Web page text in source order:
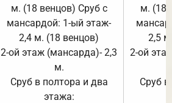
м. (18 венцов) Сруб с
мансардой: 1-ый этаж-
2,4 м. (18 венцов)
2-ой этаж (мансарда)- 2,3
м.
Сруб в полтора и два
этажа:
м. (18
2,5
2-ой
Сруб